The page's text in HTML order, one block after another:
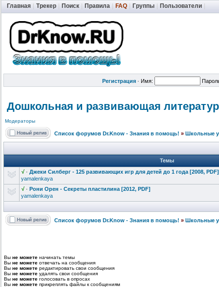
Главная Трекер Поиск Правила FAQ Группы Пользователи
Регистрация · Имя:
Дошкольная и развивающая
Модераторы
Список форумов Dr.Know - Знания в помощь! » Школьные
Темы
√ · Джеки Силберг - 125 развивающих игр для детей до 1 года [2008, PDF]
yamalenkaya
√ · Рони Орен - Секреты пластилина [2012, PDF]
yamalenkaya
Список форумов Dr.Know - Знания в помощь! » Школьные
Вы не можете начинать темы
Вы не можете отвечать на сообщения
Вы не можете редактировать свои сообщения
Вы не можете удалять свои сообщения
Вы не можете голосовать в опросах
Вы не можете прикреплять файлы к сообщениям